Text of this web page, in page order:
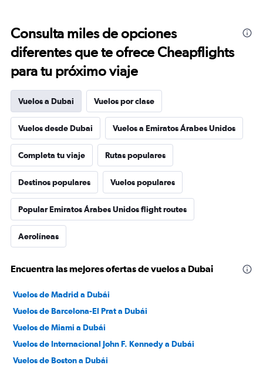
Consulta miles de opciones
diferentes que te ofrece Cheapflights
para tu próximo viaje
Vuelos a Dubai Vuelos por clase
Vuelos desde Dubai Vuelos a Emiratos Árabes Unidos
Completa tu viaje Rutas populares
Destinos populares Vuelos populares
Popular Emiratos Árabes Unidos flight routes
Aerolíneas
Encuentra las mejores ofertas de vuelos a Dubai
Vuelos de Madrid a Dubái
Vuelos de Barcelona-El Prat a Dubái
Vuelos de Miami a Dubái
Vuelos de Internacional John F. Kennedy a Dubái
Vuelos de Boston a Dubái